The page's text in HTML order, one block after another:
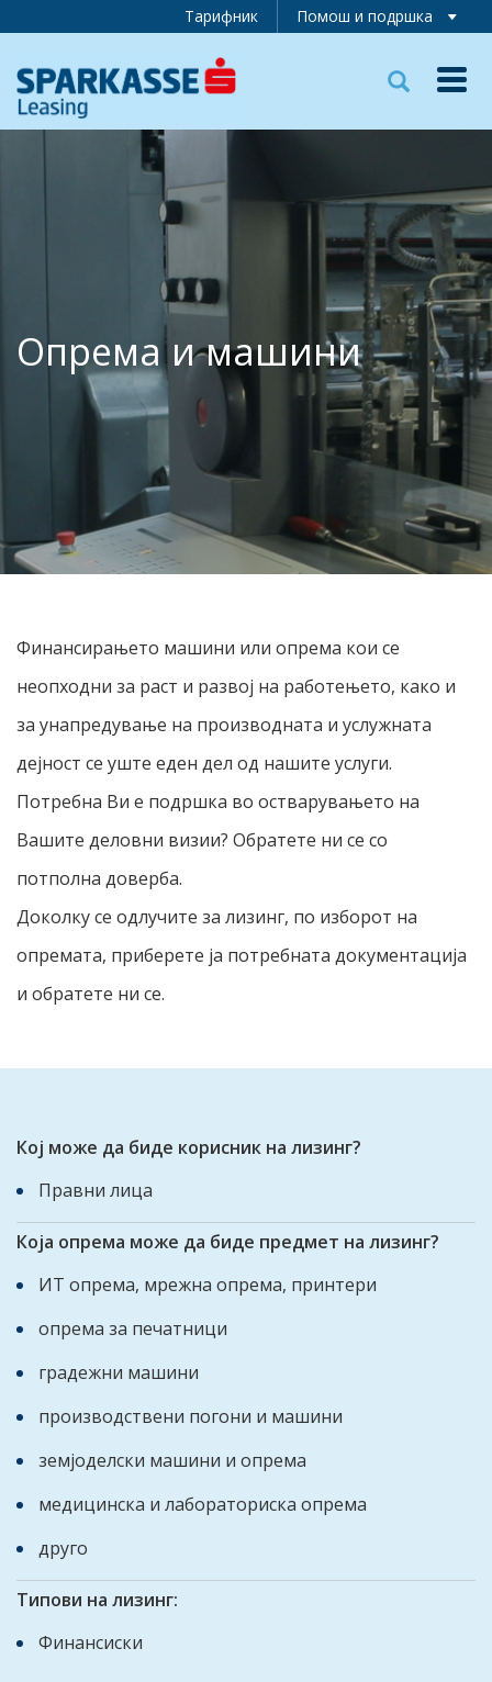
Помош и подршка
Тарифник
Опрема и машини
Финансирањето машини или опрема кои се
неопходни за раст и развој на работењето, како и
за унапредување на производната и услужната
дејност се уште еден дел од нашите услуги.
Потребна Ви е подршка во остварувањето на
Вашите деловни визии? Обратете ни се со
потполна доверба.
Доколку се одлучите за лизинг, по изборот на
опремата, приберете ја потребната документација
и обратете ни се.
Кој може да биде корисник на лизинг?
Правни лица
Која опрема може да биде предмет на лизинг?
ИТ опрема, мрежна опрема, принтери
опрема за печатници
градежни машини
производствени погони и машини
земјоделски машини и опрема
медицинска и лабораториска опрема
друго
Типови на лизинг:
Финансиски